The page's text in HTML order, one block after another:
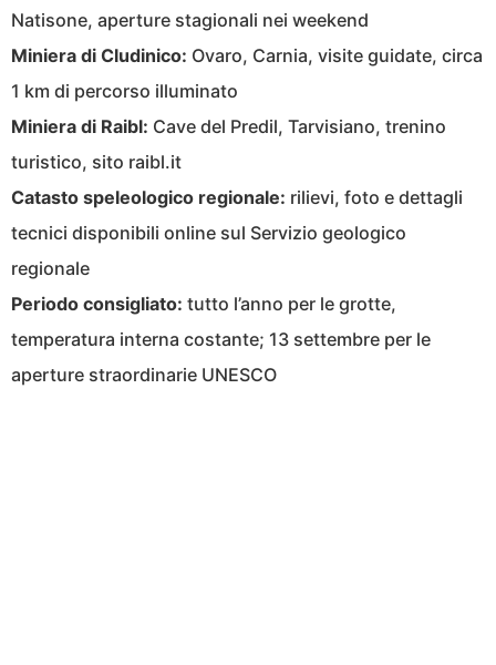
Natisone, aperture stagionali nei weekend
Miniera di Cludinico: Ovaro, Carnia, visite guidate, circa
1 km di percorso illuminato
Miniera di Raibl: Cave del Predil, Tarvisiano, trenino
turistico, sito raibl.it
Catasto speleologico regionale: rilievi, foto e dettagli
tecnici disponibili online sul Servizio geologico
regionale
Periodo consigliato: tutto l’anno per le grotte,
temperatura interna costante; 13 settembre per le
aperture straordinarie UNESCO